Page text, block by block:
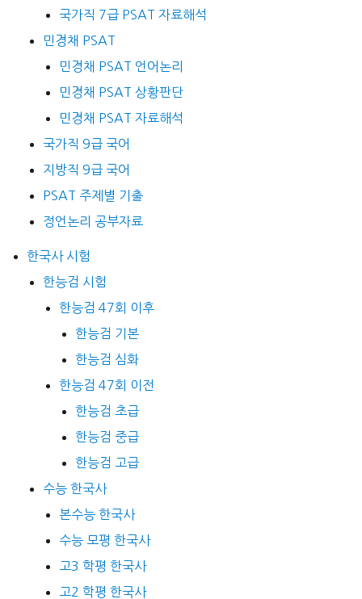
국가직 7급 PSAT 자료해석
민경채 PSAT
민경채 PSAT 언어논리
민경채 PSAT 상황판단
민경채 PSAT 자료해석
국가직 9급 국어
지방직 9급 국어
PSAT 주제별 기출
정언논리 공부자료
한국사 시험
한능검 시험
한능검 47회 이후
한능검 기본
한능검 심화
한능검 47회 이전
한능검 초급
한능검 중급
한능검 고급
수능 한국사
본수능 한국사
수능 모평 한국사
고3 학평 한국사
고2 학평 한국사